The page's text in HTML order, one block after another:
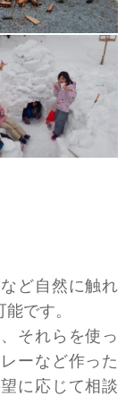
ど自然に触れ
です。
それらを使っ
ーなど作った
に応じて相談